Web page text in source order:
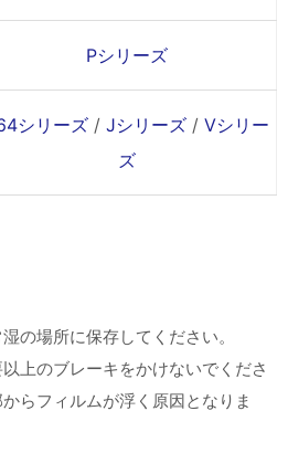
Pシリーズ
シリーズ/ Jシリーズ/ Vシリー
ズ
の場所に保存してください。
上のブレーキをかけないでくださ
らフィルムが浮く原因となりま